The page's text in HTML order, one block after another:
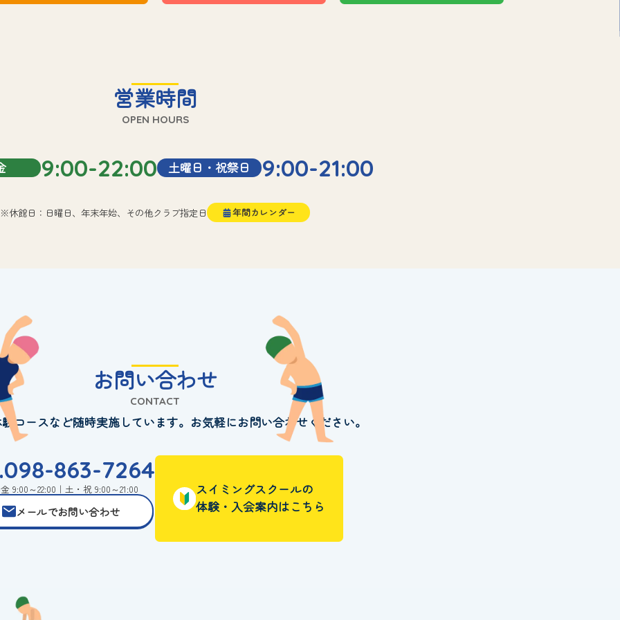
営業時間
OPEN HOURS
9:00-22:00 土曜日・祝祭日 9:00-21:00
※休館日：日曜日、年末年始、その他クラブ指定日 年間カレンダー
お問い合わせ
CONTACT
コースなど随時実施しています。お気軽にお問い合わせください。
863-7264
9:00～22:00｜土・祝 9:00～21:00
メールでお問い合わせ
スイミングスクールの
体験・入会案内はこちら